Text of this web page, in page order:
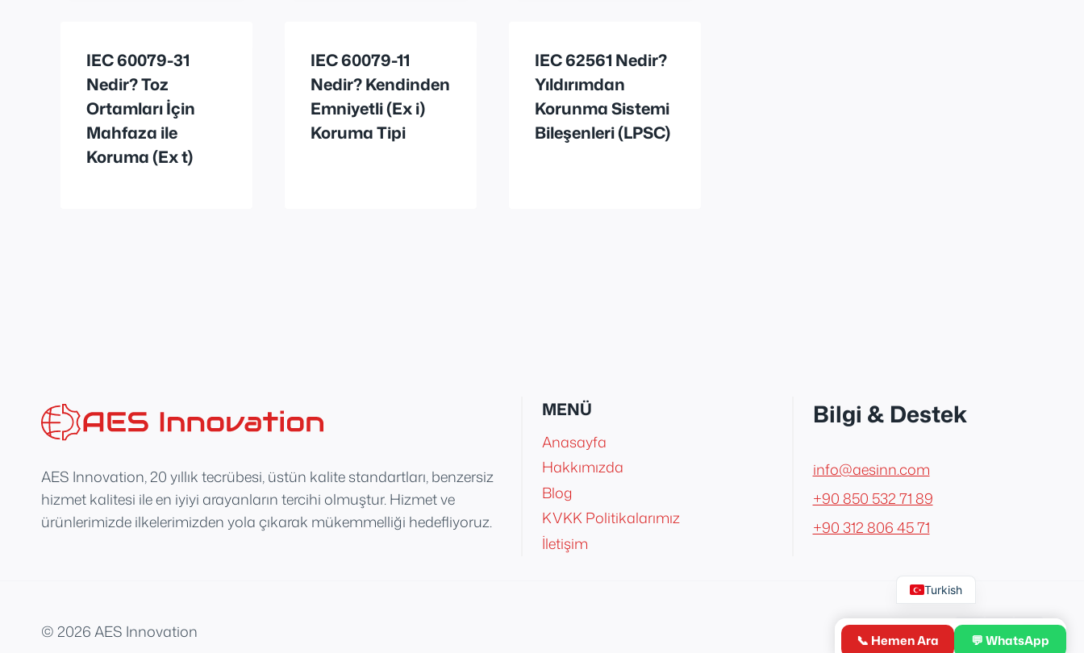
IEC 60079-31
Nedir? Toz
Ortamları İçin
Mahfaza ile
Koruma (Ex t)
IEC 60079-11
Nedir? Kendinden
Emniyetli (Ex i)
Koruma Tipi
IEC 62561 Nedir?
Yıldırımdan
Korunma Sistemi
Bileşenleri (LPSC)
AES Innovation, 20 yıllık tecrübesi, üstün kalite standartları, benzersiz
hizmet kalitesi ile en iyiyi arayanların tercihi olmuştur. Hizmet ve
ürünlerimizde ilkelerimizden yola çıkarak mükemmelliği hedefliyoruz.
MENÜ
Anasayfa
Hakkımızda
Blog
KVKK Politikalarımız
İletişim
Bilgi & Destek
info@aesinn.com
+90 850 532 71 89
+90 312 806 45 71
© 2026 AES Innovation 📞 Hemen Ara 💬 WhatsApp
Turkish